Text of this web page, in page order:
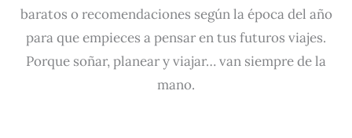
baratos o recomendaciones según la época del año
para que empieces a pensar en tus futuros viajes.
Porque soñar, planear y viajar… van siempre de la
mano.